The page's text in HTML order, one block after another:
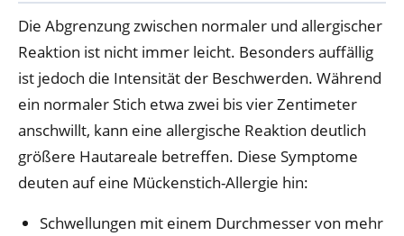
Die Abgrenzung zwischen normaler und allergischer
Reaktion ist nicht immer leicht. Besonders auffällig
ist jedoch die Intensität der Beschwerden. Während
ein normaler Stich etwa zwei bis vier Zentimeter
anschwillt, kann eine allergische Reaktion deutlich
größere Hautareale betreffen. Diese Symptome
deuten auf eine Mückenstich-Allergie hin:
Schwellungen mit einem Durchmesser von mehr